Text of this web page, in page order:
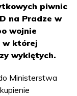
piwnic
na Pradze w
wojnie
w której
wyklętych.
Ministerstwa